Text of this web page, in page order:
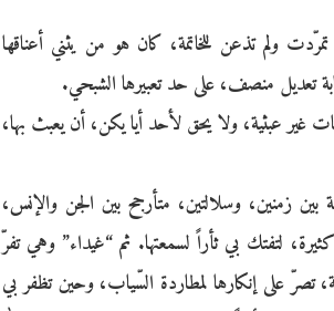
ولم تذعن للخاتمة، كان هو من يثني أعناقها
تعديل منصف، على حد تعبيرها الشبحي.
غير عبثية، ولا يحق لأحد أيا يكن، أن يعبث بها،
بين زمنين، وسلالتين، متأرجح بين الجن والإنس،
لتفتك بي ثأراً لسمعتها. ثم “غيداء” وهي تفرّ
تصرّ على إنكارها لمطاردة السّياب، وحين تظفر بي